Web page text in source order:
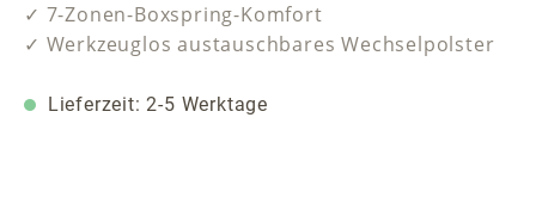
✓ 7-Zonen-Boxspring-Komfort
✓ Werkzeuglos austauschbares Wechselpolster
Lieferzeit: 2-5 Werktage